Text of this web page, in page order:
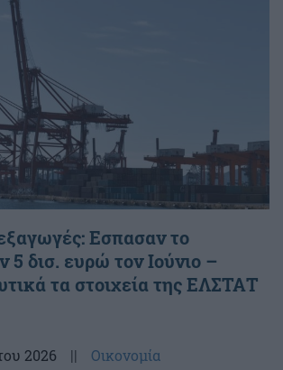
Εσπασαν το
δισ. ευρώ τον Ιούνιο –
τα στοιχεία της ΕΛΣΤΑΤ
2026 || Οικονομία